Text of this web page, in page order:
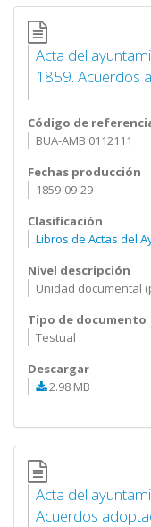
Acta del
1859. Acuerdos
Código de
BUA-AMB 0112111
Fechas producción
1859-09-29
Clasificación
Libros de Actas del
Nivel descripción
Unidad documental
Tipo de documento
Testual
Descargar
2.98 MB
Acta del
Acuerdos